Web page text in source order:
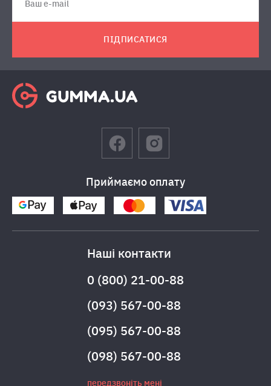
ПІДПИСАТИСЯ
Приймаємо оплату
Наші контакти
0 (800) 21-00-88
(093) 567-00-88
(095) 567-00-88
(098) 567-00-88
передзвоніть мені